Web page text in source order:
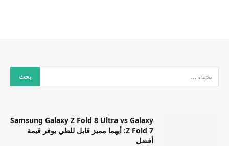
Samsung Galaxy Z Fold 8 Ultra vs Galaxy
Z Fold 7: أيهما مميز قابل للطي يوفر قيمة
أفضل